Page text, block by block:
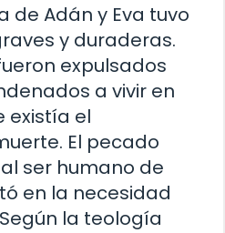
de Adán y Eva tuvo
y duraderas.
expulsados
a vivir en
existía el
El pecado
ser humano de
en la necesidad
la teología